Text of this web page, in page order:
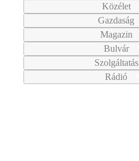
Közélet
Gazdaság
Magazin
Bulvár
Szolgáltatás
Rádió